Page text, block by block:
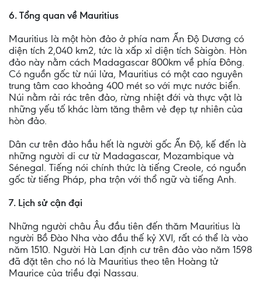
6. Tổng quan về Mauritius
Mauritius là một hòn đảo ở phía nam Ấn Độ Dương có
diện tích 2,040 km2, tức là xấp xỉ diện tích Sàigòn. Hòn
đảo này nằm cách Madagascar 800km về phía Đông.
Có nguồn gốc từ núi lửa, Mauritius có một cao nguyên
trung tâm cao khoảng 400 mét so với mực nước biển.
Núi nằm rải rác trên đảo, rừng nhiệt đới và thực vật là
những yếu tố khác làm tăng thêm vẻ đẹp tự nhiên của
hòn đảo.
Dân cư trên đảo hầu hết là người gốc Ấn Độ, kế đến là
những người di cư từ Madagascar, Mozambique và
Sénegal. Tiếng nói chính thức là tiếng Creole, có nguồn
gốc từ tiếng Pháp, pha trộn với thổ ngữ và tiếng Anh.
7. Lịch sử cận đại
Những người châu Âu đầu tiên đến thăm Mauritius là
người Bồ Đào Nha vào đầu thế kỷ XVI, rất có thể là vào
năm 1510. Người Hà Lan định cư trên đảo vào năm 1598
đã đặt tên cho nó là Mauritius theo tên Hoàng tử
Maurice của triều đại Nassau.